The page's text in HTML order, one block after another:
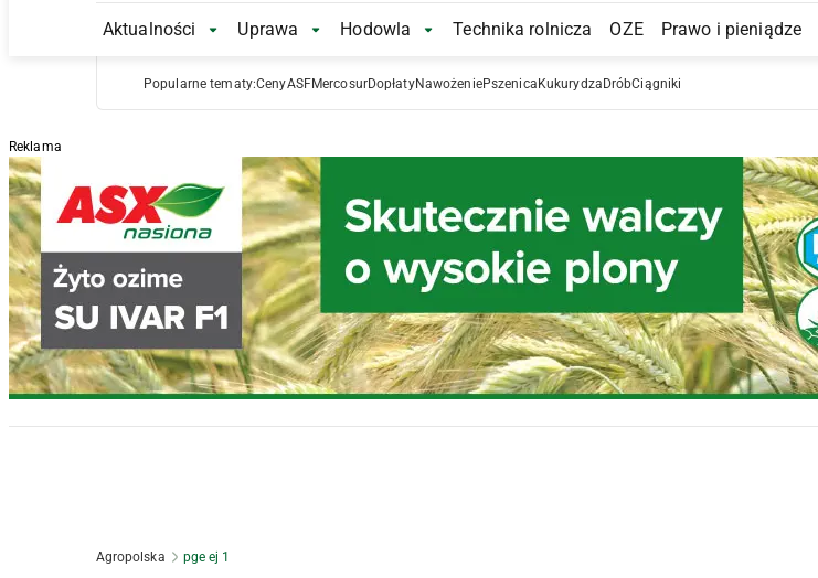
Main Navigation
Aktualności Aktualności Submenu
Uprawa Uprawa Submenu
Hodowla Hodowla Submenu
Technika rolnicza OZE Prawo i pieniądze
Popularne tematy:CenyASFMercosurDopłatyNawożeniePszenica Kukurydza DróbCiągniki
Reklama
Agropolska pge ej 1